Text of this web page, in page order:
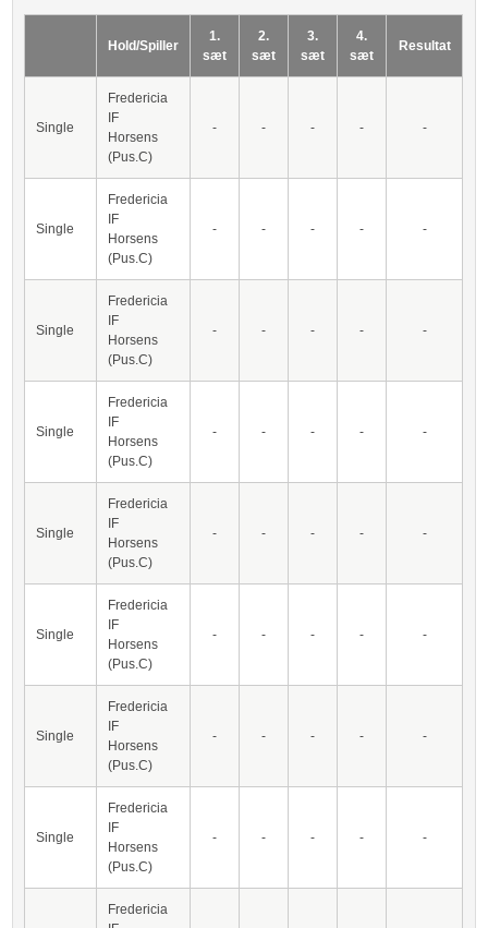
Hold/Spiller
1.
sæt
2.
sæt
3.
sæt
4.
sæt
Resultat
Single
Fredericia
IF
Horsens
(Pus.C)
- - - - -
Single
Fredericia
IF
Horsens
(Pus.C)
- - - - -
Single
Fredericia
IF
Horsens
(Pus.C)
- - - - -
Single
Fredericia
IF
Horsens
(Pus.C)
- - - - -
Single
Fredericia
IF
Horsens
(Pus.C)
- - - - -
Single
Fredericia
IF
Horsens
(Pus.C)
- - - - -
Single
Fredericia
IF
Horsens
(Pus.C)
- - - - -
Single
Fredericia
IF
Horsens
(Pus.C)
- - - - -
Fredericia